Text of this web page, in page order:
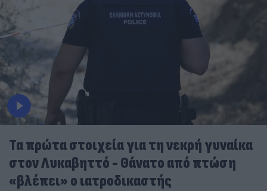
Τα πρώτα στοιχεία για τη νεκρή γυναίκα
στον Λυκαβηττό - Θάνατο από πτώση
«βλέπει» ο ιατροδικαστής